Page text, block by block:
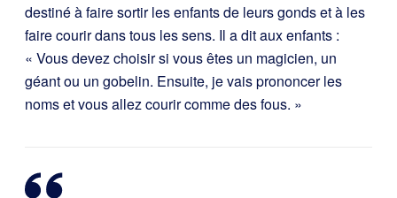
destiné à faire sortir les enfants de leurs gonds et à les
faire courir dans tous les sens. Il a dit aux enfants :
« Vous devez choisir si vous êtes un magicien, un
géant ou un gobelin. Ensuite, je vais prononcer les
noms et vous allez courir comme des fous. »